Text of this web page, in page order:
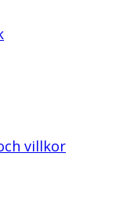
villkor